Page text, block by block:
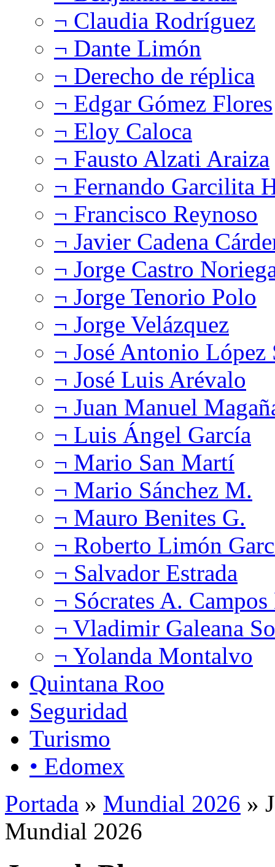
¬ Claudia Rodríguez
¬ Dante Limón
¬ Derecho de réplica
¬ Edgar Gómez Flores
¬ Eloy Caloca
¬ Fausto Alzati Araiza
¬ Fernando Garcilita
¬ Francisco Reynoso
¬ Javier Cadena
¬ Jorge Castro
¬ Jorge Tenorio Polo
¬ Jorge Velázquez
¬ José Antonio López
¬ José Luis Arévalo
¬ Juan Manuel
¬ Luis Ángel García
¬ Mario San Martí
¬ Mario Sánchez M.
¬ Mauro Benites G.
¬ Roberto Limón
¬ Salvador Estrada
¬ Sócrates A.
¬ Vladimir Galeana
¬ Yolanda Montalvo
Quintana Roo
Seguridad
Turismo
• Edomex
Portada » Mundial 2026 »
Mundial 2026